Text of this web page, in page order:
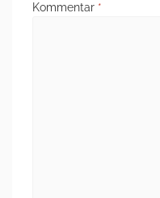
Kommentar *